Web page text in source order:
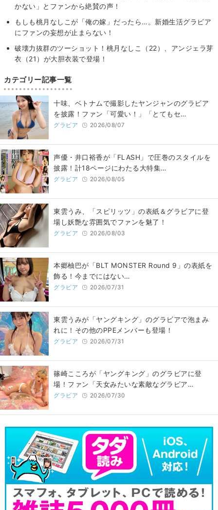
かない」とファンから絶賛の声！
もしも桃月なしこが「俺の嫁」だったら…。新婚生活グラビア
にファンの妄想が止まらない！
破壊力抜群のツーショット！桃月なしこ（22）、アンジェラ芽
衣（21）が大胆衣装で登場！
カテゴリー記事一覧
十味、ベトナムで撮影したヤンジャンのグラビア
を披露！ファン「可愛い！」「とてもセ…
グラビア 2026/08/07
声優・井口裕香が「FLASH」で圧巻のスタイルを
披露！計18ページにわたる大特集…
グラビア 2026/08/05
東雲うみ、「スピリッツ」の表紙＆グラビアに登
場し妖艶な雰囲気でファンを魅了！
グラビア 2026/08/03
本郷柚巴が「BLT MONSTER Round 9」の表紙を
飾る！今までにはない…
グラビア 2026/07/31
東雲うみが「ヤングキング」のグラビアで泡まみ
れに！その他のPPEメンバーも登場！
グラビア 2026/07/31
篠崎こころが「ヤングキング」のグラビアに登
場！ファン「天女みたいな素敵なグラビア…
グラビア 2026/07/30